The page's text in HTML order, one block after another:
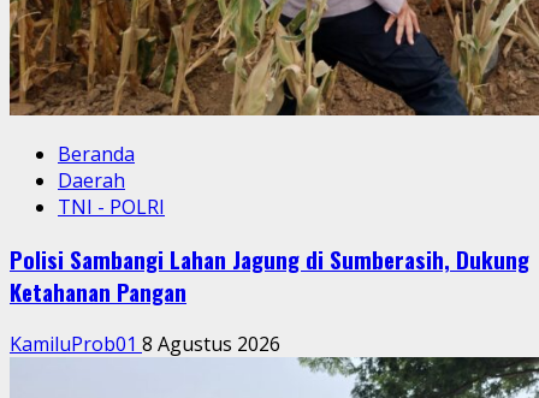
Beranda
Daerah
TNI - POLRI
Polisi Sambangi Lahan Jagung di Sumberasih, Dukung
Ketahanan Pangan
KamiluProb01 8 Agustus 2026